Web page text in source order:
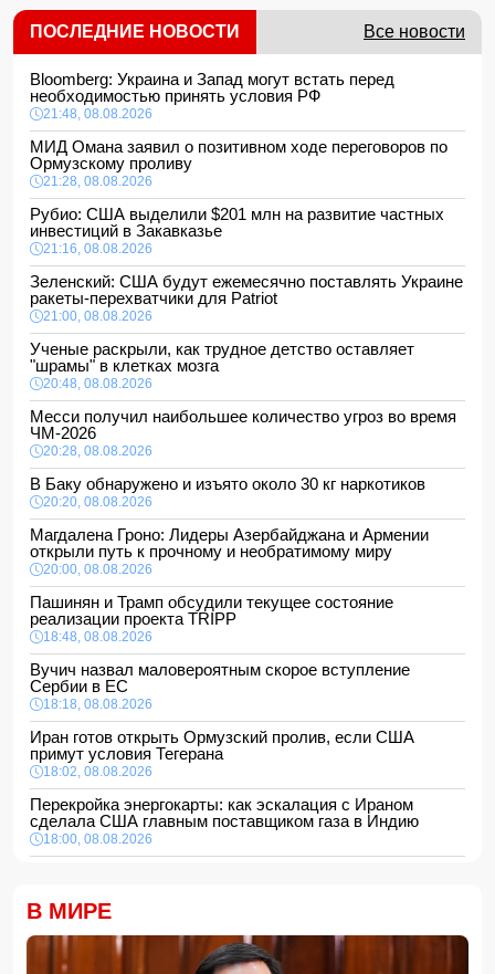
ПОСЛЕДНИЕ НОВОСТИ Все новости
Bloomberg: Украина и Запад могут встать перед
необходимостью принять условия РФ
21:48, 08.08.2026
МИД Омана заявил о позитивном ходе переговоров по
Ормузскому проливу
21:28, 08.08.2026
Рубио: США выделили $201 млн на развитие частных
инвестиций в Закавказье
21:16, 08.08.2026
Зеленский: США будут ежемесячно поставлять Украине
ракеты-перехватчики для Patriot
21:00, 08.08.2026
Ученые раскрыли, как трудное детство оставляет
"шрамы" в клетках мозга
20:48, 08.08.2026
Месси получил наибольшее количество угроз во время
ЧМ-2026
20:28, 08.08.2026
В Баку обнаружено и изъято около 30 кг наркотиков
20:20, 08.08.2026
Магдалена Гроно: Лидеры Азербайджана и Армении
открыли путь к прочному и необратимому миру
20:00, 08.08.2026
Пашинян и Трамп обсудили текущее состояние
реализации проекта TRIPP
18:48, 08.08.2026
Вучич назвал маловероятным скорое вступление
Сербии в ЕС
18:18, 08.08.2026
Иран готов открыть Ормузский пролив, если США
примут условия Тегерана
18:02, 08.08.2026
Перекройка энергокарты: как эскалация с Ираном
сделала США главным поставщиком газа в Индию
18:00, 08.08.2026
16:48, 08.08.2026
Турция ограничивает проход коммерческих судов в
Черное море
В МИРЕ